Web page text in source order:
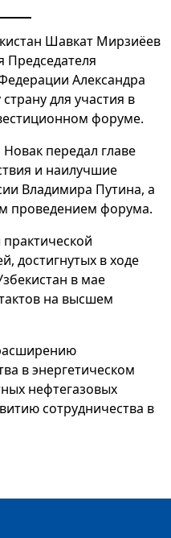
Шавкат Мирзиёев
Председателя
Александра
для участия в
форуме.
передал главе
и наилучшие
Владимира Путина, а
проведением форума.
достигнутых в ходе
в мае
на высшем
в энергетическом
нефтегазовых
сотрудничества в